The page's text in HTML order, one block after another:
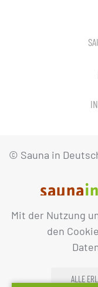
Mit der Nutzung
den
ALLE
© Sauna in